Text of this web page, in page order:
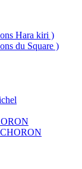
Hara kiri )
du Square )
CHORON